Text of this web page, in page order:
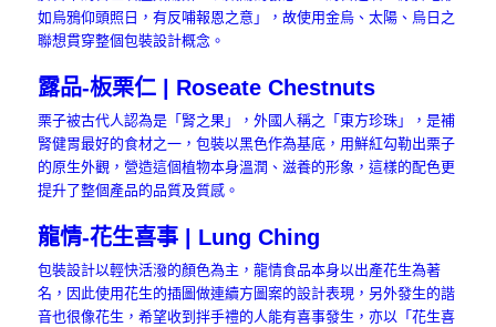
如烏鴉仰頭照日，有反哺報恩之意」，故使用金烏、太陽、烏日之
聯想貫穿整個包裝設計概念。
露品-板栗仁 | Roseate Chestnuts
栗子被古代人認為是「腎之果」，外國人稱之「東方珍珠」，是補
腎健胃最好的食材之一，包裝以黑色作為基底，用鮮紅勾勒出栗子
的原生外觀，營造這個植物本身溫潤、滋養的形象，這樣的配色更
提升了整個產品的品質及質感。
龍情-花生喜事 | Lung Ching
包裝設計以輕快活潑的顏色為主，龍情食品本身以出產花生為著
名，因此使用花生的插圖做連續方圖案的設計表現，另外發生的諧
音也很像花生，希望收到拌手禮的人能有喜事發生，亦以「花生喜